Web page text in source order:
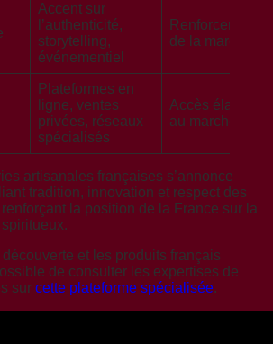
Accent sur
l’authenticité,
storytelling,
événementiel
Renforcement
de la marque
Plateformes en
ligne, ventes
privées, réseaux
spécialisés
Accès élargi
au marché
artisanales françaises s’annonce
tradition, innovation et respect des
la position de la France sur la
et les produits français
de consulter les expertises de
sur cette plateforme spécialisée.